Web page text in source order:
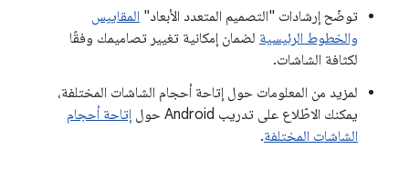
توضّح إرشادات "التصميم المتعدد الأبعاد" المقاييس
والخطوط الرئيسية لضمان إمكانية تغيير تصاميمك وفقًا
لكثافة الشاشات.
لمزيد من المعلومات حول إتاحة أحجام الشاشات المختلفة،
يمكنك الاطّلاع على تدريب Android حول
إتاحة أحجام
الشاشات المختلفة.